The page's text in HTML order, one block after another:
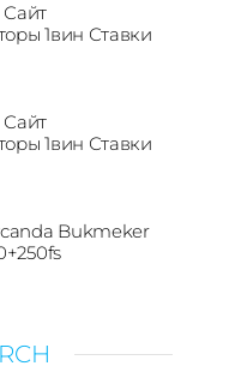
1вин Ставки
1вин Ставки
Bukmeker